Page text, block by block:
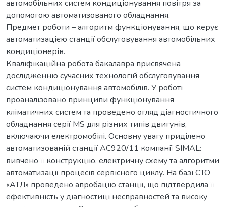
автомобільних систем кондиціонування повітря за
допомогою автоматизованого обладнання.
Предмет роботи – алгоритм функціонування, що керує
автоматизацією станції обслуговування автомобільних
кондиціонерів.
Кваліфікаційна робота бакалавра присвячена
дослідженню сучасних технологій обслуговування
систем кондиціонування автомобілів. У роботі
проаналізовано принципи функціонування
кліматичних систем та проведено огляд діагностичного
обладнання серії MS для різних типів двигунів,
включаючи електромобілі. Основну увагу приділено
автоматизованій станції AC920/11 компанії SIMAL:
вивчено її конструкцію, електричну схему та алгоритми
автоматизації процесів сервісного циклу. На базі СТО
«АТЛ» проведено апробацію станції, що підтвердила її
ефективність у діагностиці несправностей та високу